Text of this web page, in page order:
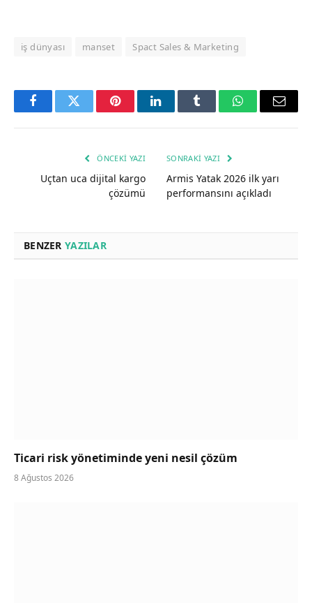
iş dünyası manset Spact Sales & Marketing
FacebookTwitter PinterestLinkedInTumblr WhatsAppEmail
ÖNCEKI YAZI
Uçtan uca dijital kargo
çözümü
SONRAKI YAZI
Armis Yatak 2026 ilk yarı
performansını açıkladı
BENZER YAZILAR
Ticari risk yönetiminde yeni nesil çözüm
8 Ağustos 2026